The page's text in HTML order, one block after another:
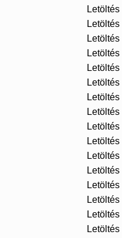
Letöltés
Letöltés
Letöltés
Letöltés
Letöltés
Letöltés
Letöltés
Letöltés
Letöltés
Letöltés
Letöltés
Letöltés
Letöltés
Letöltés
Letöltés
Letöltés